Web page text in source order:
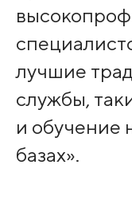
лучшие
службы,
и обучение
базах».